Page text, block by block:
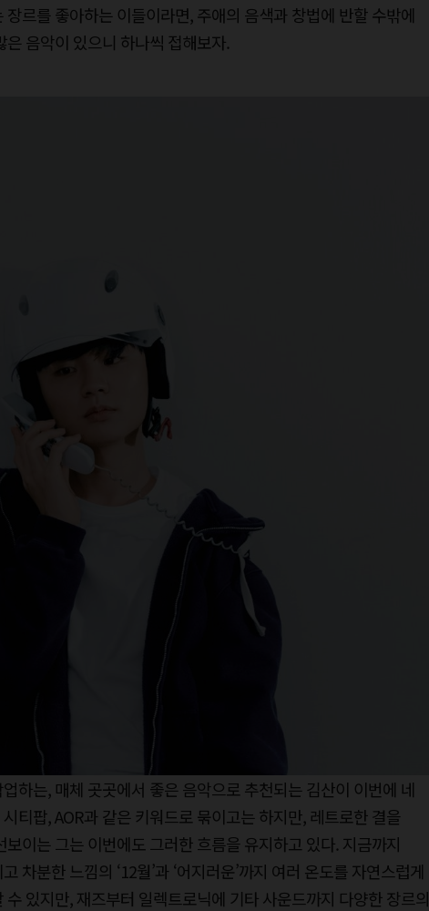
르를 좋아하는 이들이라면, 주애의 음색과 창법에 반할 수밖에
음악이 있으니 하나씩 접해보자.
하는, 매체 곳곳에서 좋은 음악으로 추천되는 김산이 이번에 네
티팝, AOR과 같은 키워드로 묶이고는 하지만, 레트로한 결을
이는 그는 이번에도 그러한 흐름을 유지하고 있다. 지금까지
차분한 느낌의 ‘12월’과 ‘어지러운’까지 여러 온도를 자연스럽게
있지만, 재즈부터 일렉트로닉에 기타 사운드까지 다양한 장르의